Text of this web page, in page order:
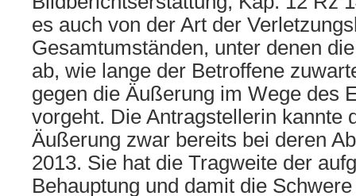
es auch von der Art der
Gesamtumständen, unter denen
ab, wie lange der Betroffene
gegen die Äußerung im Wege des
vorgeht. Die Antragstellerin kannte
Äußerung zwar bereits bei deren
2013. Sie hat die Tragweite der
Behauptung und damit die